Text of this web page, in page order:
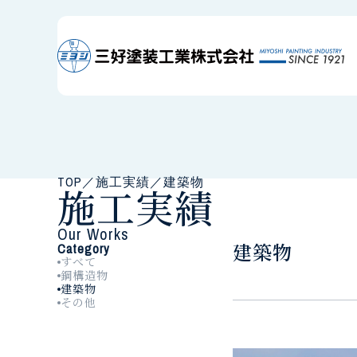
TOP ／施工実績／建築物
施工実績
Our Works
Category
すべて
鋼構造物
建築物
その他
建築物